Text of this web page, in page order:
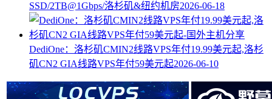
SSD/2TB@1Gbps/洛杉矶&纽约机房2026-06-18
DediOne：洛杉矶CMIN2线路VPS年付19.99美元起,洛杉
矶CN2 GIA线路VPS年付59美元起2026-06-10